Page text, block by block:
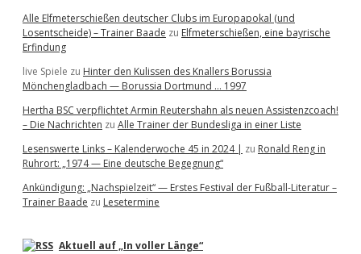
Alle Elfmeterschießen deutscher Clubs im Europapokal (und
Losentscheide) – Trainer Baade zu Elfmeterschießen, eine bayrische
Erfindung
live Spiele zu Hinter den Kulissen des Knallers Borussia
Mönchengladbach — Borussia Dortmund … 1997
Hertha BSC verpflichtet Armin Reutershahn als neuen Assistenzcoach!
– Die Nachrichten zu Alle Trainer der Bundesliga in einer Liste
Lesenswerte Links – Kalenderwoche 45 in 2024 | zu Ronald Reng in
Ruhrort: „1974 — Eine deutsche Begegnung“
Ankündigung: „Nachspielzeit“ — Erstes Festival der Fußball-Literatur –
Trainer Baade zu Lesetermine
Aktuell auf „In voller Länge“